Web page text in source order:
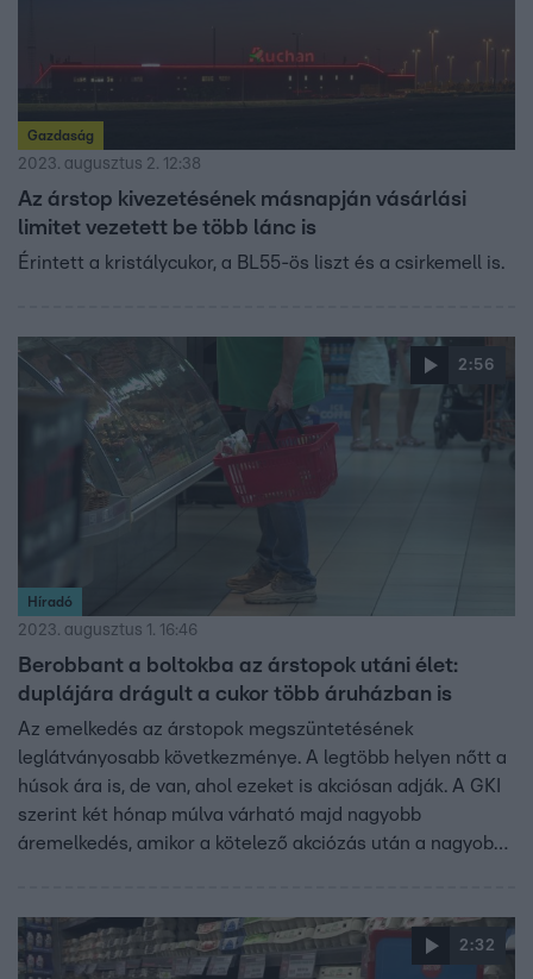
Gazdaság
2023. augusztus 2. 12:38
Az árstop kivezetésének másnapján vásárlási
limitet vezetett be több lánc is
Érintett a kristálycukor, a BL55-ös liszt és a csirkemell is.
2:56
Híradó
2023. augusztus 1. 16:46
Berobbant a boltokba az árstopok utáni élet:
duplájára drágult a cukor több áruházban is
Az emelkedés az árstopok megszüntetésének
leglátványosabb következménye. A legtöbb helyen nőtt a
húsok ára is, de van, ahol ezeket is akciósan adják. A GKI
szerint két hónap múlva várható majd nagyobb
áremelkedés, amikor a kötelező akciózás után a nagyobb
segíteni fogja az infláció csökkenését.
2:32